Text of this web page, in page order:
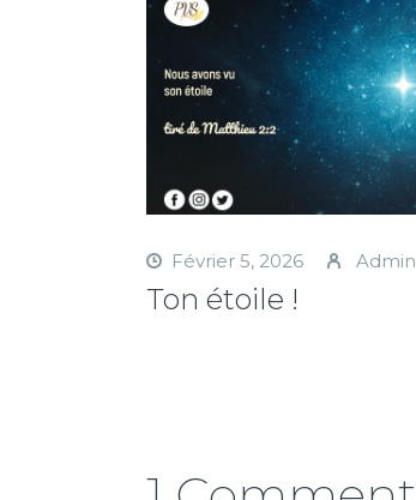
Février 5, 2026 Admin
Ton étoile !